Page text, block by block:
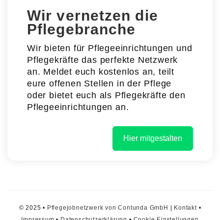
Wir vernetzen die
Pflegebranche
Wir bieten für Pflegeeinrichtungen und
Pflegekräfte das perfekte Netzwerk
an. Meldet euch kostenlos an, teilt
eure offenen Stellen in der Pflege
oder bietet euch als Pflegekräfte den
Pflegeeinrichtungen an.
Hier mitgestalten
© 2025 • Pflegejobnetzwerk von Contunda GmbH Kontakt•